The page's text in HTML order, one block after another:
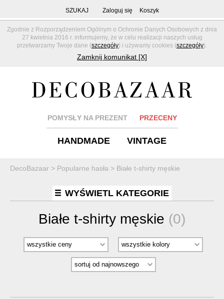
Zgodnie z Rozporządzeniem Ogólnym o Ochronie Danych Osobowych z dnia
27 kwietnia 2016 r. informujemy, że w celu realizacji naszych usług
przetwarzamy Twoje dane (szczegóły) i używamy cookies (szczegóły).
Zamknij komunikat [X]
SZUKAJ Zaloguj się Koszyk
POMYSŁY NA PREZENT PRZECENY
HANDMADE VINTAGE
DecoBazaar > Popularne hasła > Białe t-shirty męskie
WYŚWIETL KATEGORIE
Białe t-shirty męskie (0)